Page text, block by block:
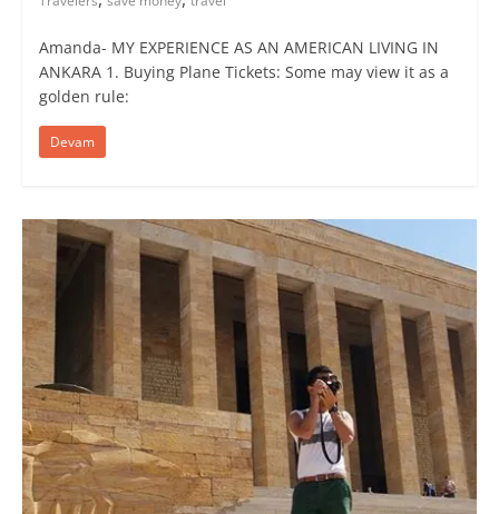
Amanda- MY EXPERIENCE AS AN AMERICAN LIVING IN
ANKARA 1. Buying Plane Tickets: Some may view it as a
golden rule:
Devam